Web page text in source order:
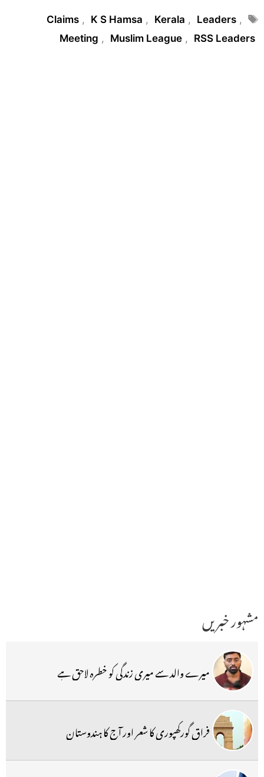
Tags
Claims , K S Hamsa , Kerala , Leaders ,
Meeting , Muslim League , RSS Leaders
مشہور خبریں
میرے والد سے میری زندگی کو خطرہ لاحق ہے
فراق گورکھپوری کا شعر اور آج کا ہندوستان